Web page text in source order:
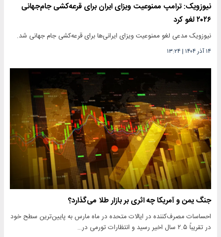
نیوزویک: ترامپ ممنوعیت ویزای ایران برای قرعه‌کشی جام‌جهانی
۲۰۲۶ لغو کرد
نیوزویک مدعی لغو ممنوعیت ویزای ایرانی‌ها برای قرعه‌کشی جام جهانی شد.
۱۴ آذر ۱۴۰۴ |۱۳:۲۴
جنگ یمن و آمریکا چه اثری بر بازار طلا می‌گذارد؟
احساسات مصرف‌کننده در ایالات متحده در ماه مارس به پایین‌ترین سطح خود
در تقریباً ۲.۵ سال اخیر رسید و انتظارات تورمی در…